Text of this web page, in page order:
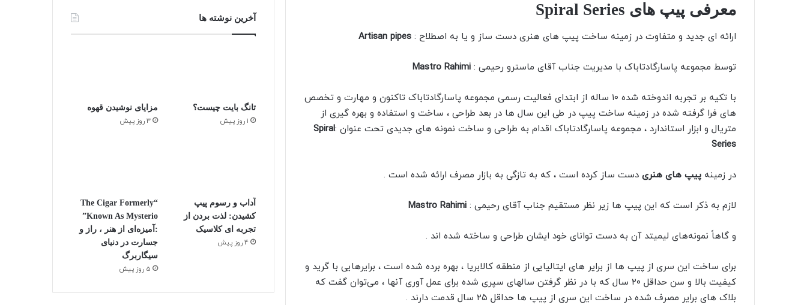
معرفی پیپ های Spiral Series
ارائه ای جدید و متفاوت در زمینه ساخت پیپ های هنری دست ساز و یا به اصطلاح : Artisan pipes
توسط مجموعه پاسارگادتاباک با مدیریت جناب آقای ماسترو رحیمی : Mastro Rahimi
با تکیه بر تجربه اندوخته شده ۱۰ ساله از ابتدای فعالیت رسمی مجموعه پاسارگادتاباک تاکنون و مهارت و تخصص
های فرا گرفته شده در زمینه ساخت پیپ در طی این سال ها در بعد طراحی ، ساخت و استفاده و بهره گیری از
متریال و ابزار استاندارد ، مجموعه پاسارگادتاباک اقدام به طراحی و ساخت نمونه های جدیدی تحت عنوان :Spiral
Series
در زمینه پیپ های هنری دست ساز کرده است ، که به تازگی به بازار مصرف ارائه شده است .
لازم به ذکر است که این پیپ ها زیر نظر مستقیم جناب آقای رحیمی : Mastro Rahimi
و گاهاً نمونه‌های لیمیتد آن به دست توانای خود ایشان طراحی و ساخته شده اند .
برای ساخت این سری از پیپ ها از برایر های ایتالیایی از منطقه کالابریا ، بهره برده شده است ، برایرهایی با گرید و
کیفیت بالا و سن حداقل ۲۰ سال که با در نظر گرفتن سالهای سپری شده برای عمل آوری آنها ، می‌توان گفت که
بلاک های برایر مصرف شده در ساخت این سری از پیپ ها حداقل ۲۵ سال قدمت دارند .
آخرین نوشته ها
تانگ بایت چیست؟
1 روز پیش
مزایای نوشیدن قهوه
3 روز پیش
آداب و رسوم پیپ
کشیدن: لذت بردن از
تجربه ای کلاسیک
4 روز پیش
“The Cigar Formerly
Known As Mysterio”
:آمیزه‌ای از هنر ، راز و
جسارت در دنیای
سیگاربرگ
5 روز پیش